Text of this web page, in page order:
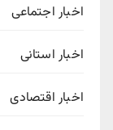
اخبار اجتماعی
اخبار استانی
اخبار اقتصادی